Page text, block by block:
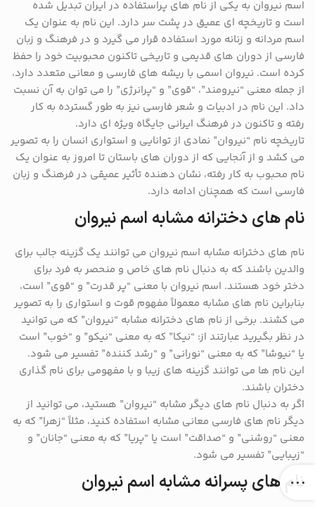
اسم نیروان به یکی از نام های پراستفاده در ایران تبدیل شده
است و تاریخچه ای عمیق در پشت سر دارد. این نام به عنوان یک
اسم مردانه و زنانه مورد استفاده قرار می گیرد و در فرهنگ و زبان
فارسی از دوران های قدیمی و تاریخی تاکنون محبوبیت خود را حفظ
کرده است. نیروان اسمی با ریشه های فارسی و معانی متعدد دارد،
از جمله معنی “نیرومند”، “قوی” و “پرانرژی” را می توان به آن نسبت
داد. این نام در ادبیات و شعر فارسی نیز به طور گسترده به کار
رفته و تاکنون در فرهنگ ایرانی جایگاه ویژه ای دارد.
تاریخچه نام “نیروان” نمادی از توانایی و استواری انسان را به تصویر
می کشد و از آنجایی که از دوران های باستان تا امروز به عنوان یک
نام محبوب به کار رفته، نشان دهنده تأثیر عمیقی در فرهنگ و زبان
فارسی است که همچنان ادامه دارد.
نام های دخترانه مشابه اسم نیروان
نام های دخترانه مشابه اسم نیروان می توانند یک گزینه جالب برای
والدین باشند که به دنبال نام های خاص و منحصر به فرد برای
دختر خود هستند. اسم نیروان با معنی “پر قدرت” و “قوی” است،
بنابراین نام های مشابه معمولاً مفهوم قوت و استواری را به تصویر
می کشند. برخی از نام های دخترانه مشابه “نیروان” که می توانید
در نظر بگیرید عبارتند از: “نیکا” که به معنی “نیکو” و “خوب” است
یا “نیوشا” که به معنی “نورانی” و “رشد کننده” تفسیر می شود.
این نام ها می توانند گزینه های زیبا و با مفهومی برای نام گذاری
دختران باشند.
اگر به دنبال نام های دیگر مشابه “نیروان” هستید، می توانید از
دیگر نام های فارسی معانی مشابه استفاده کنید، مثلاً “زهرا” که به
معنی “روشنی” و “صداقت” است یا “پریا” که به معنی “جانان” و
“زیبایی” تفسیر می شود.
نام های پسرانه مشابه اسم نیروان